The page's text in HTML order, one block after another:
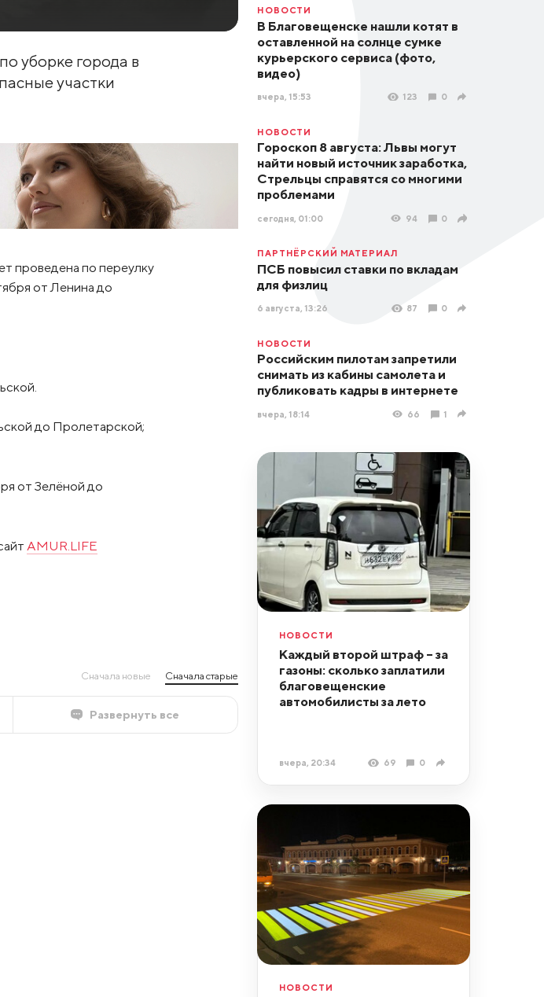
уборке города в
участки
проведена по переулку
от Ленина до
до Пролетарской;
от Зелёной до
AMUR.LIFE
Сначала новые Сначала старые
Развернуть все
НОВОСТИ
В Благовещенске нашли котят в
оставленной на солнце сумке
курьерского сервиса (фото,
видео)
вчера, 15:53 123 0
НОВОСТИ
Гороскоп 8 августа: Львы могут
найти новый источник заработка,
Стрельцы справятся со многими
проблемами
сегодня, 01:00 94 0
ПАРТНЁРСКИЙ МАТЕРИАЛ
ПСБ повысил ставки по вкладам
для физлиц
6 августа, 13:26 87 0
НОВОСТИ
Российским пилотам запретили
снимать из кабины самолета и
публиковать кадры в интернете
вчера, 18:14 66 1
НОВОСТИ
Каждый второй штраф – за
газоны: сколько заплатили
благовещенские
автомобилисты за лето
вчера, 20:34 69 0
НОВОСТИ